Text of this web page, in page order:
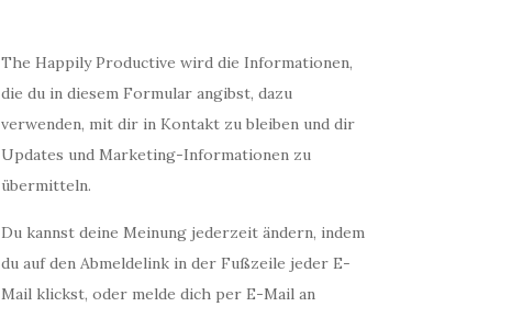
The Happily Productive wird die Informationen,
die du in diesem Formular angibst, dazu
verwenden, mit dir in Kontakt zu bleiben und dir
Updates und Marketing-Informationen zu
übermitteln.
Du kannst deine Meinung jederzeit ändern, indem
du auf den Abmeldelink in der Fußzeile jeder E-
Mail klickst, oder melde dich per E-Mail an